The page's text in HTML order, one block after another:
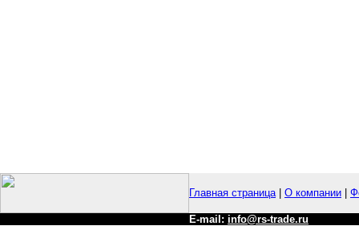
Главная страница| О компании
E-mail: info@rs-trade.ru